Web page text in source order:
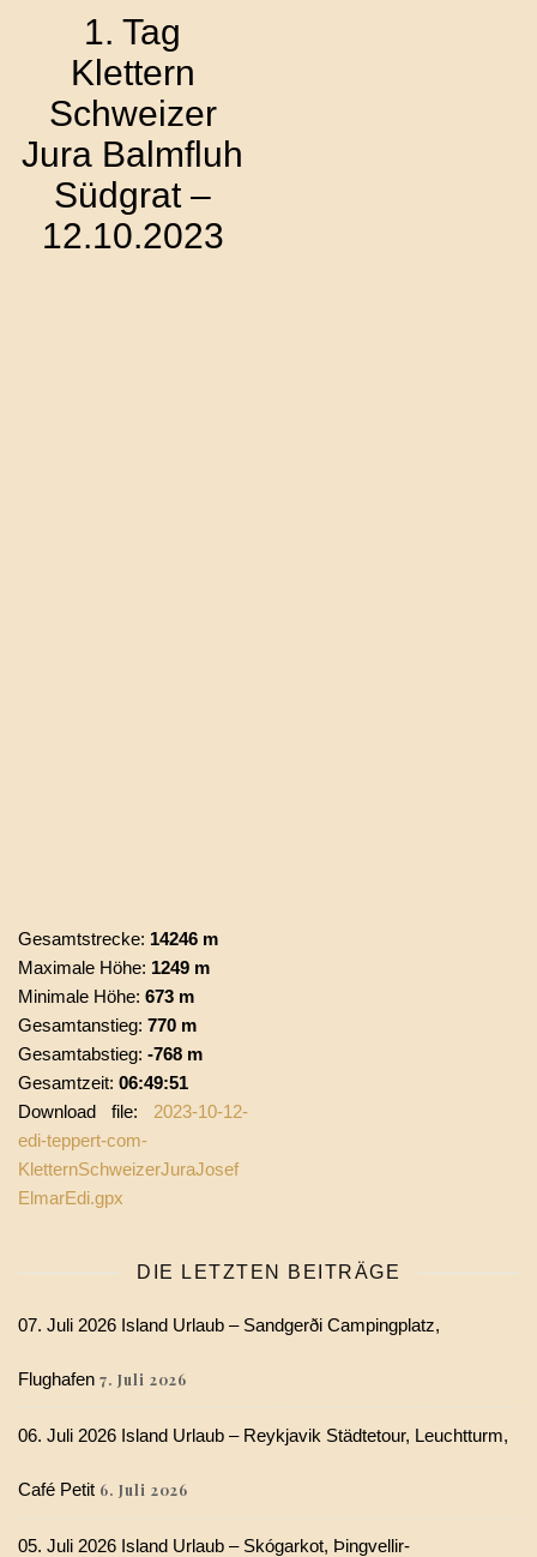
1. Tag
Klettern
Schweizer
Jura Balmfluh
Südgrat –
12.10.2023
Gesamtstrecke: 14246 m
Maximale Höhe: 1249 m
Minimale Höhe: 673 m
Gesamtanstieg: 770 m
Gesamtabstieg: -768 m
Gesamtzeit: 06:49:51
Download file: 2023-10-12-
edi-teppert-com-
KletternSchweizerJuraJosef
ElmarEdi.gpx
DIE LETZTEN BEITRÄGE
07. Juli 2026 Island Urlaub – Sandgerði Campingplatz,
Flughafen 7. Juli 2026
06. Juli 2026 Island Urlaub – Reykjavik Städtetour, Leuchtturm,
Café Petit 6. Juli 2026
05. Juli 2026 Island Urlaub – Skógarkot, Þingvellir-